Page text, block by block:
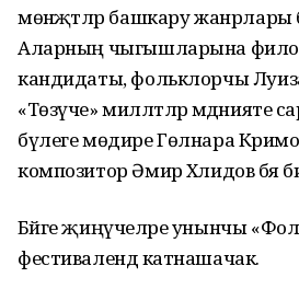
мөнәҗәтләр башкару
Аларның чыгышларына
кандидаты, фольклорчы
«Төзүче» милләтләр мәдәнияте
бүлеге мөдире Гөлнара
композитор Әмир Хәлидов бәя
Бәйге җиңүчеләре унынчы
фестивалендә катнашачак.